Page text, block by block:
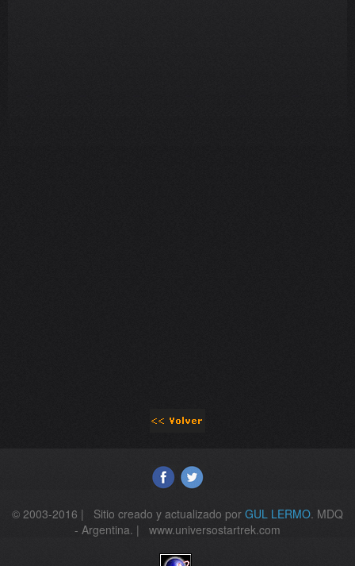
© 2003-2016 | Sitio creado y actualizado por GUL LERMO. MDQ
- Argentina. | www.universostartrek.com